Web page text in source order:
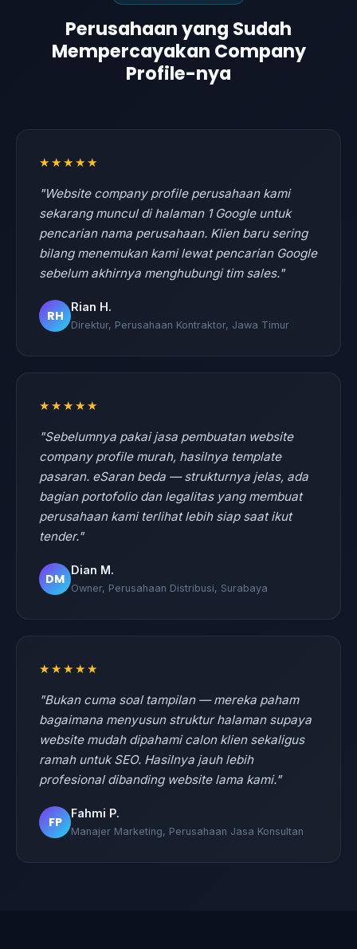
Perusahaan yang Sudah
Mempercayakan Company
Profile-nya
★★★★★
"Website company profile perusahaan kami
sekarang muncul di halaman 1 Google untuk
pencarian nama perusahaan. Klien baru sering
bilang menemukan kami lewat pencarian Google
sebelum akhirnya menghubungi tim sales."
RH
Rian H.
Direktur, Perusahaan Kontraktor, Jawa Timur
★★★★★
"Sebelumnya pakai jasa pembuatan website
company profile murah, hasilnya template
pasaran. eSaran beda — strukturnya jelas, ada
bagian portofolio dan legalitas yang membuat
perusahaan kami terlihat lebih siap saat ikut
tender."
DM
Dian M.
Owner, Perusahaan Distribusi, Surabaya
★★★★★
"Bukan cuma soal tampilan — mereka paham
bagaimana menyusun struktur halaman supaya
website mudah dipahami calon klien sekaligus
ramah untuk SEO. Hasilnya jauh lebih
profesional dibanding website lama kami."
FP
Fahmi P.
Manajer Marketing, Perusahaan Jasa Konsultan